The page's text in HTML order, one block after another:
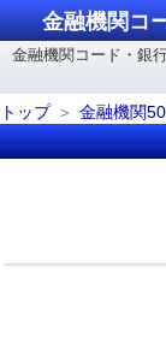
金融機関コ
金融機関コード・銀
トップ
金融機関